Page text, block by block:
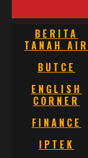
BERITA
TANAH AIR
BUTCE
ENGLISH
CORNER
FINANCE
IPTEK